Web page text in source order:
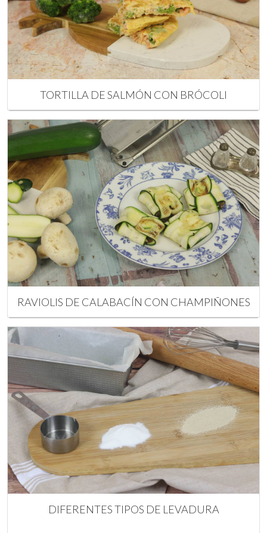
TORTILLA DE SALMÓN CON BRÓCOLI
RAVIOLIS DE CALABACÍN CON CHAMPIÑONES
DIFERENTES TIPOS DE LEVADURA